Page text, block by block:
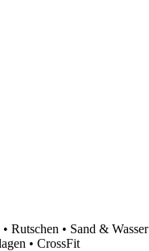
Rutschen • Sand & Wasser
• CrossFit